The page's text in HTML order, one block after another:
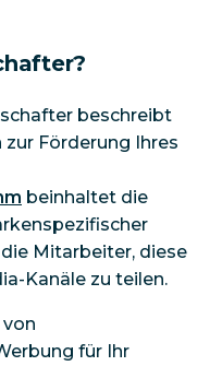
beschreibt
Förderung Ihres
beinhaltet die
Mitarbeiter, diese
Kanäle zu teilen.
für Ihr